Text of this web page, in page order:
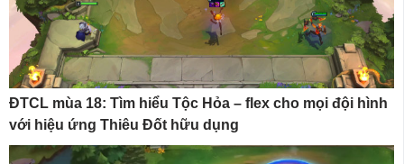
ĐTCL mùa 18: Tìm hiểu Tộc Hỏa – flex cho mọi đội hình
với hiệu ứng Thiêu Đốt hữu dụng